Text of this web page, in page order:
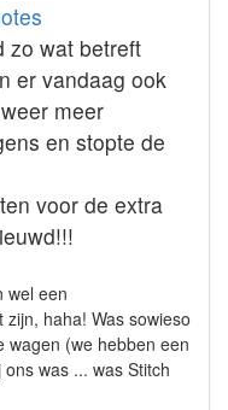
zo wat betreft
er vandaag ook
meer
en stopte de
voor de extra
wel een
haha! Was sowieso
wagen (we hebben een
was ... was Stitch